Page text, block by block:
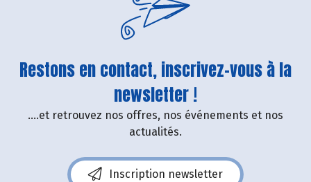
Restons en contact, inscrivez-vous à la
newsletter !
....et retrouvez nos offres, nos événements et nos
actualités.
Inscription newsletter